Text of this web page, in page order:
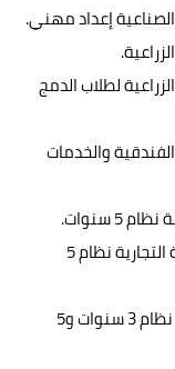
إعداد مهني.
لطلاب الدمج
والخدمات
سنوات.
جدول دبلوم الدراسة الفنية المتقدمة التجارية نظام 5
جدول مدارس التكنولوجيا التطبيقية نظام 3 سنوات و5